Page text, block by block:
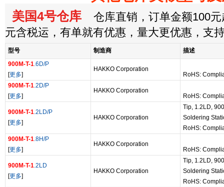
美国4号仓库 仓库直销，订单金额100元
元含税运，有单就有优惠，量大更优惠，支
型号 制造商
描述
900M-T-1.6D/P
[更多]
HAKKO Corporation
RoHS:
900M-T-1.2D/P
[更多]
HAKKO Corporation
RoHS:
900M-T-1.2LD/P
[更多]
HAKKO Corporation
Tip, 1.2LD,
Soldering
RoHS:
900M-T-1.8H/P
[更多]
HAKKO Corporation
RoHS:
900M-T-1.2LD
[更多]
HAKKO Corporation
Tip, 1.2LD,
Soldering
RoHS: